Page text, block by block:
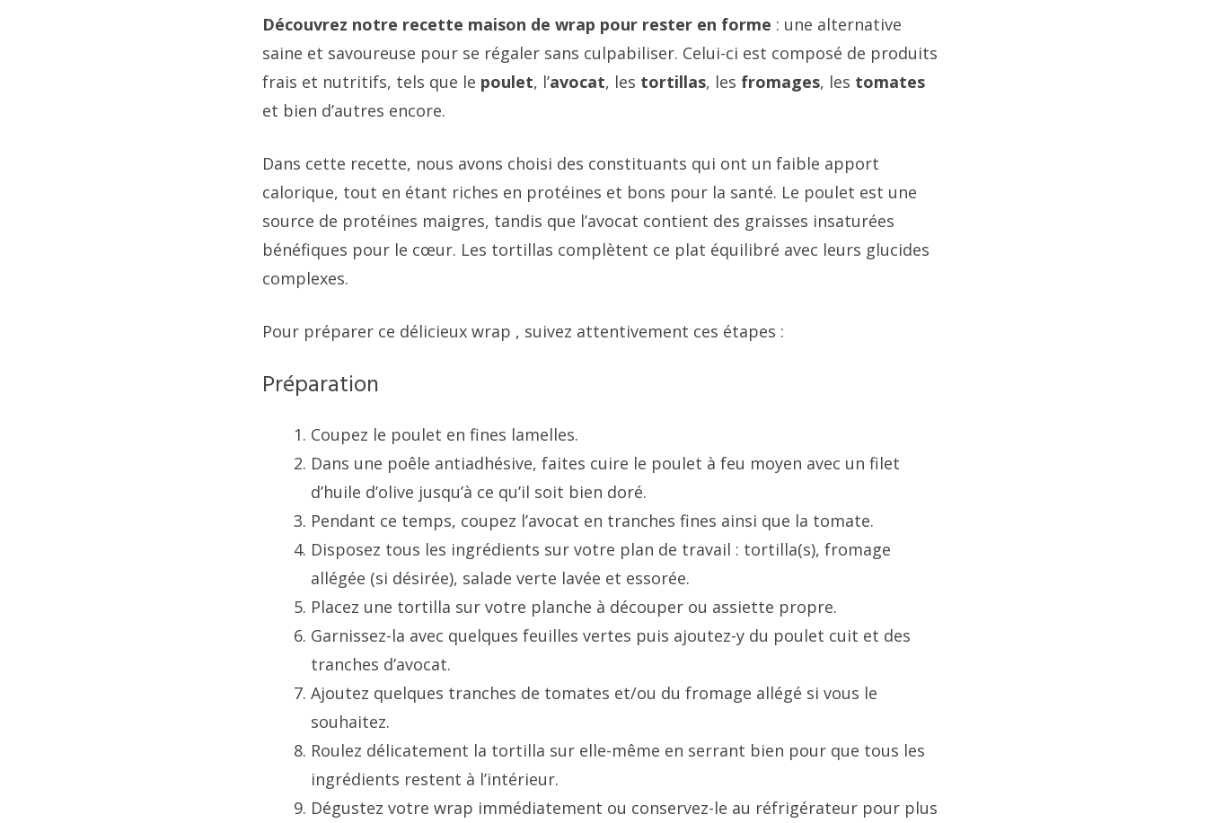
Découvrez notre recette maison de wrap pour rester en forme : une alternative
saine et savoureuse pour se régaler sans culpabiliser. Celui-ci est composé de produits
frais et nutritifs, tels que le poulet, l’avocat, les tortillas, les fromages, les tomates
et bien d’autres encore.
Dans cette recette, nous avons choisi des constituants qui ont un faible apport
calorique, tout en étant riches en protéines et bons pour la santé. Le poulet est une
source de protéines maigres, tandis que l’avocat contient des graisses insaturées
bénéfiques pour le cœur. Les tortillas complètent ce plat équilibré avec leurs glucides
complexes.
Pour préparer ce délicieux wrap , suivez attentivement ces étapes :
Préparation
Coupez le poulet en fines lamelles.
Dans une poêle antiadhésive, faites cuire le poulet à feu moyen avec un filet
d’huile d’olive jusqu’à ce qu’il soit bien doré.
Pendant ce temps, coupez l’avocat en tranches fines ainsi que la tomate.
Disposez tous les ingrédients sur votre plan de travail : tortilla(s), fromage
allégée (si désirée), salade verte lavée et essorée.
Placez une tortilla sur votre planche à découper ou assiette propre.
Garnissez-la avec quelques feuilles vertes puis ajoutez-y du poulet cuit et des
tranches d’avocat.
Ajoutez quelques tranches de tomates et/ou du fromage allégé si vous le
souhaitez.
Roulez délicatement la tortilla sur elle-même en serrant bien pour que tous les
ingrédients restent à l’intérieur.
Dégustez votre wrap immédiatement ou conservez-le au réfrigérateur pour plus